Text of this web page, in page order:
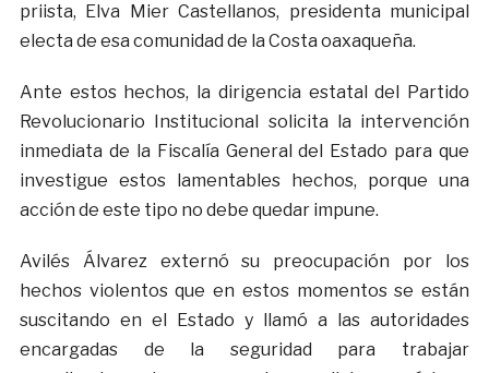
priista, Elva Mier Castellanos, presidenta municipal
electa de esa comunidad de la Costa oaxaqueña.
Ante estos hechos, la dirigencia estatal del Partido
Revolucionario Institucional solicita la intervención
inmediata de la Fiscalía General del Estado para que
investigue estos lamentables hechos, porque una
acción de este tipo no debe quedar impune.
Avilés Álvarez externó su preocupación por los
hechos violentos que en estos momentos se están
suscitando en el Estado y llamó a las autoridades
encargadas de la seguridad para trabajar